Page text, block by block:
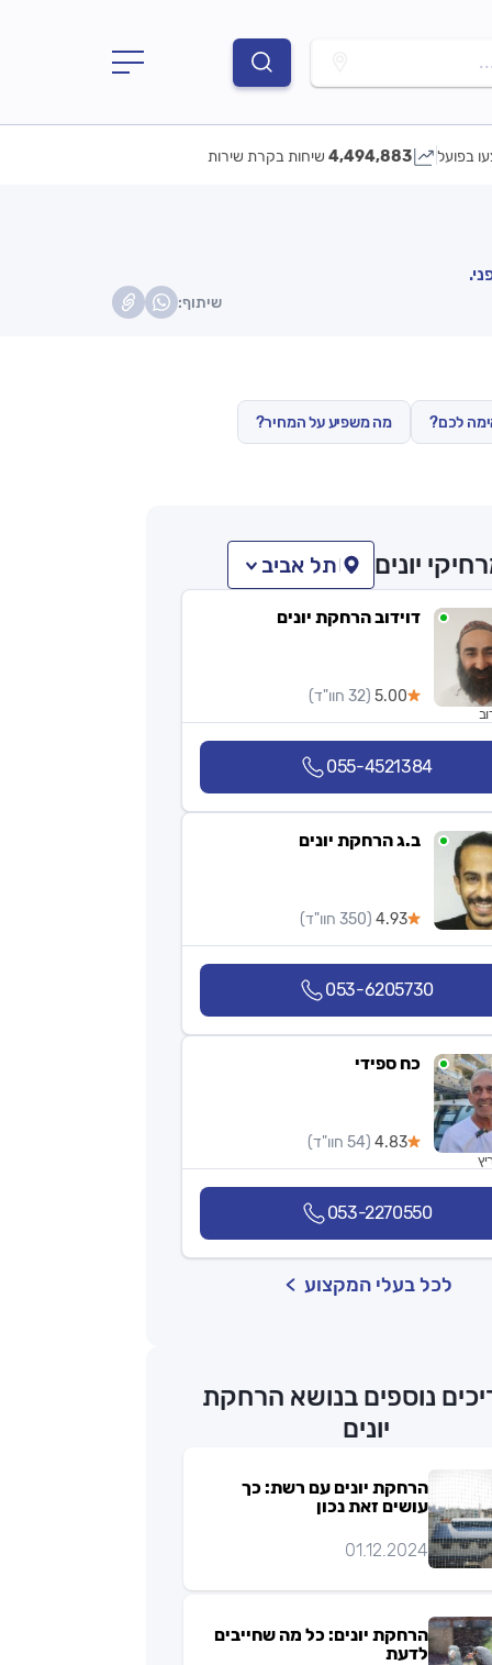
בפועל 4,494,883 שיחות בקרת שירות
שיתוף:
לכם? מה משפיע על המחיר?
יונים תל אביב
דוידוב הרחקת יונים
5.00 (32 חוו"ד)
055-4521384
ב.ג הרחקת יונים
4.93 (350 חוו"ד)
053-6205730
כח ספידי
4.83 (54 חוו"ד)
053-2270550
לכל בעלי המקצוע
נוספים בנושא הרחקת
יונים
הרחקת יונים עם רשת: כך
עושים זאת נכון
01.12.2024
הרחקת יונים: כל מה שחייבים
לדעת